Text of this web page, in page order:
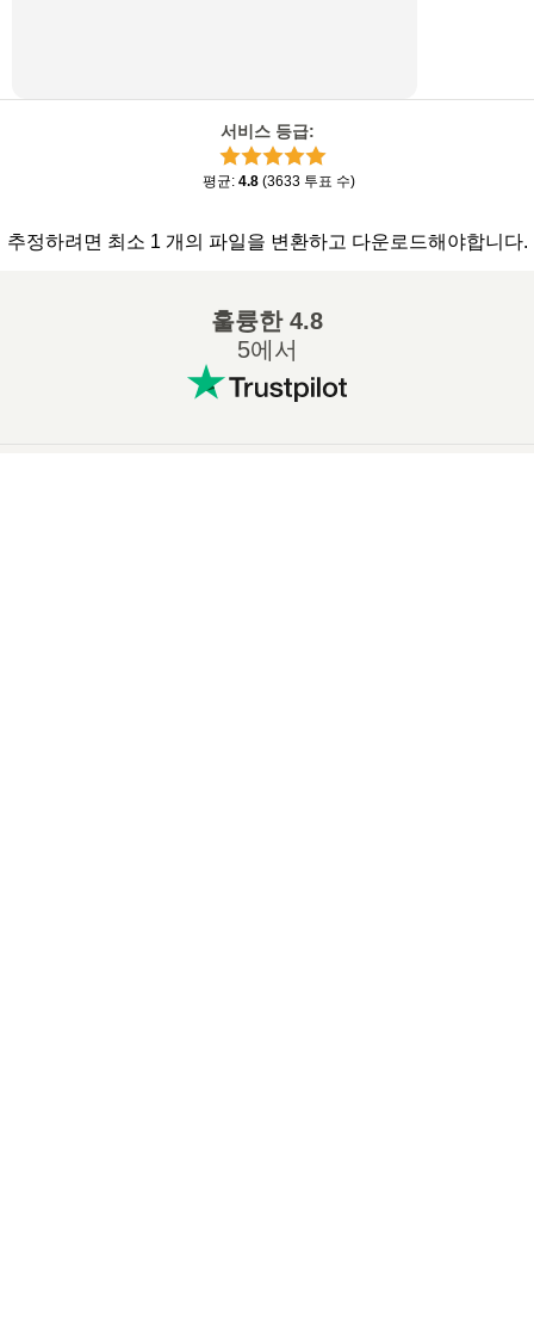
서비스 등급:
평균: 4.8 (3633 투표 수)
추정하려면 최소 1 개의 파일을 변환하고 다운로드해야합니다.
훌륭한4.8
5에서